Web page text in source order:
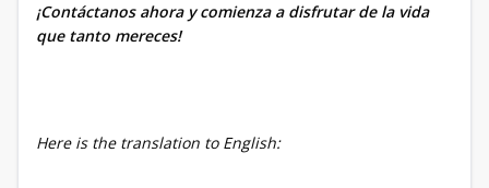
¡Contáctanos ahora y comienza a disfrutar de la vida
que tanto mereces!
Here is the translation to English: